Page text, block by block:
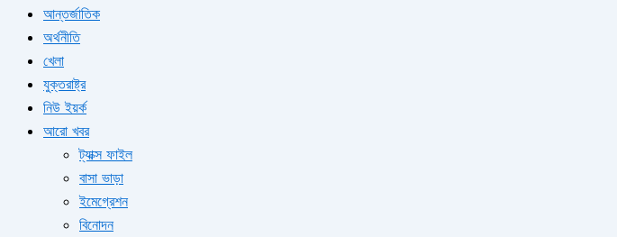
আন্তর্জাতিক
অর্থনীতি
খেলা
যুক্তরাষ্ট্র
নিউ ইয়র্ক
আরো খবর
ট্যাক্স ফাইল
বাসা ভাড়া
ইমেগ্রেশন
বিনোদন